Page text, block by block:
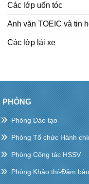
Các lớp uốn tóc
Anh văn TOEIC và tin
Các lớp lái xe
PHÒNG
Phòng Đào tạo
Phòng Tổ chức Hành
Phòng Công tác HSSV
Phòng Khảo thí-Đảm